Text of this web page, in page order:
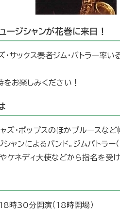
ージシャンが花巻に来日！
サックス奏者ジム・バトラー率
お楽しみください！
・ポップスのほかブルースなど
ャンによるバンド。ジムバトラー
ケネディ大使などから指名を受け
時30分開演（18時開場）